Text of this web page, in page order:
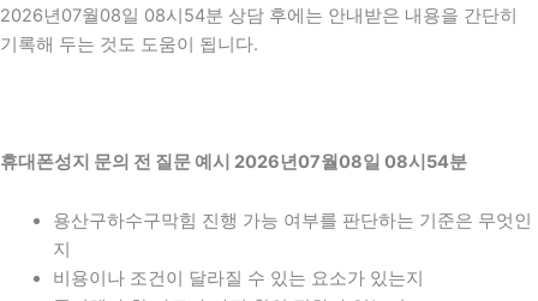
2026년07월08일 08시54분 상담 후에는 안내받은 내용을 간단히
기록해 두는 것도 도움이 됩니다.
휴대폰성지 문의 전 질문 예시 2026년07월08일 08시54분
용산구하수구막힘 진행 가능 여부를 판단하는 기준은 무엇인
지
비용이나 조건이 달라질 수 있는 요소가 있는지